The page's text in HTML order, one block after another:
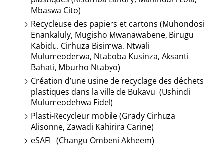
Mbaswa Cito)
Recycleuse des papiers et cartons (Muhondosi
Enankaluly, Mugisho Mwanawabene, Birugu
Kabidu, Cirhuza Bisimwa, Ntwali
Mulumeoderwa, Ntaboba Kusinza, Aksanti
Bahati, Mburho Ntabyo)
Création d’une usine de recyclage des déchets
plastiques dans la ville de Bukavu (Ushindi
Mulumeodehwa Fidel)
Plasti-Recycleur mobile (Grady Cirhuza
Alisonne, Zawadi Kahirira Carine)
eSAFI (Changu Ombeni Akheem)